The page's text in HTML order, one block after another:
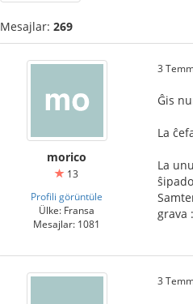
Mesajlar: 269
morico
13
Profili görüntüle
Ülke: Fransa
Mesajlar: 1081
3
Ĝis
La
La
grava
3